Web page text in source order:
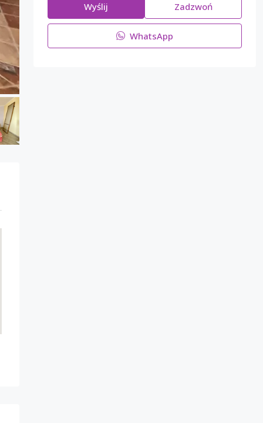
Wyślij Zadzwoń
WhatsApp